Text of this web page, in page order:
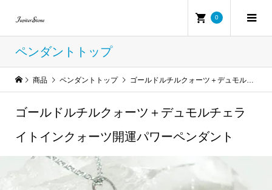
0
ペンダントトップ
商品 ペンダントトップ ゴールドルチルクォーツ＋デュモルチェライトインクォーツ開運パワーペンダント
ゴールドルチルクォーツ＋デュモルチェラ
イトインクォーツ開運パワーペンダント